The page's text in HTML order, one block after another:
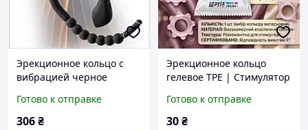
Эрекционное кольцо с
вибрацией черное
стимулятор для
продления акта
Готово к отправке
306₴
Эрекционное кольцо
гелевое TPE | Стимулятор
Кольцо для удлинения
полового акта
Готово к отправке
30₴